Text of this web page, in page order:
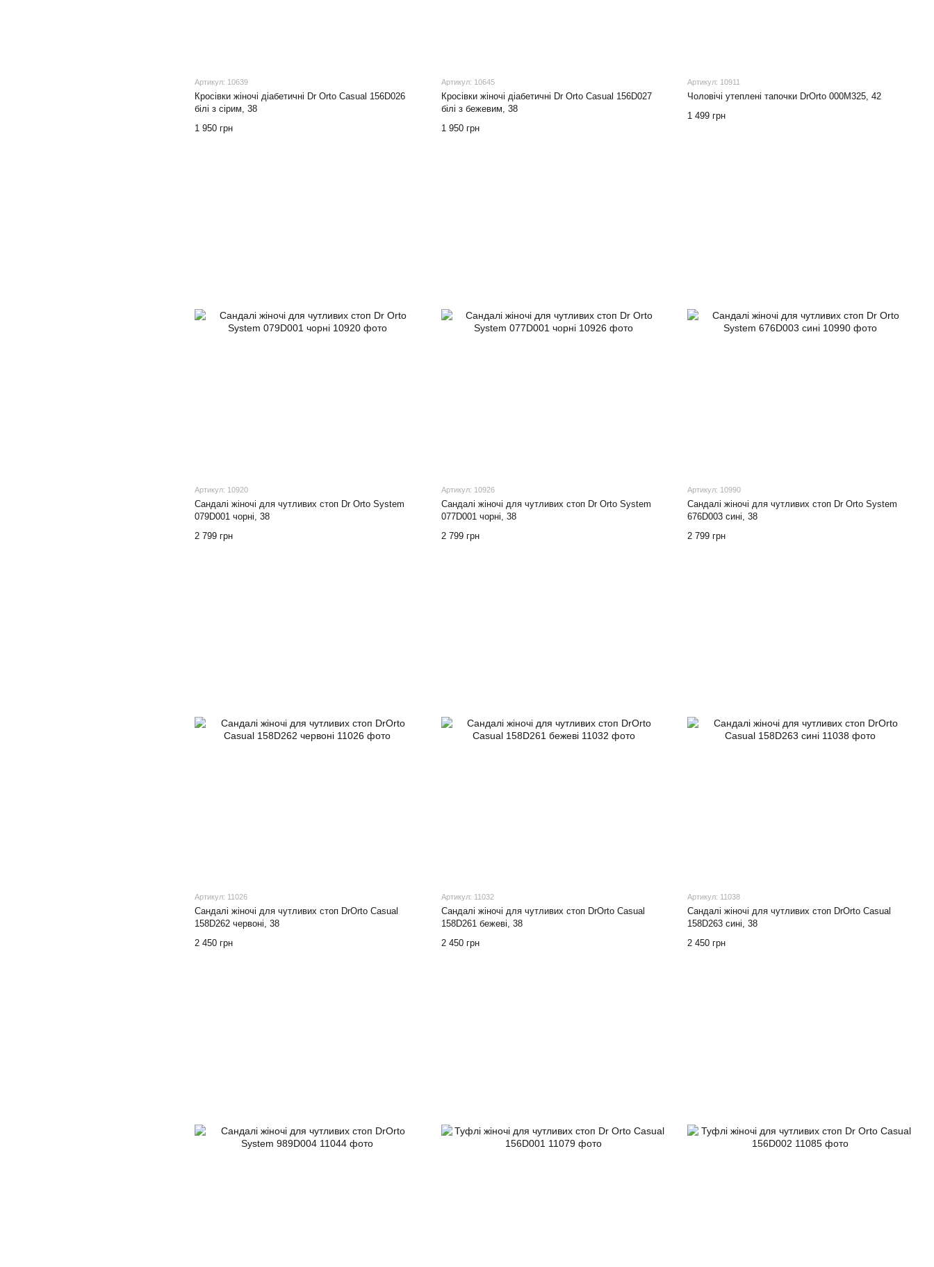
Артикул: 10639
Кросівки жіночі діабетичні Dr Orto Casual 156D026
білі з сірим, 38
1 950 грн
Артикул: 10645
Кросівки жіночі діабетичні Dr Orto Casual 156D027
білі з бежевим, 38
1 950 грн
Артикул: 10911
Чоловічі утеплені тапочки DrOrto 000M325, 42
1 499 грн
Артикул: 10920
Cандалі жіночі для чутливих стоп Dr Orto System
079D001 чорні, 38
2 799 грн
Артикул: 10926
Cандалі жіночі для чутливих стоп Dr Orto System
077D001 чорні, 38
2 799 грн
Артикул: 10990
Cандалі жіночі для чутливих стоп Dr Orto System
676D003 сині, 38
2 799 грн
Артикул: 11026
Сандалі жіночі для чутливих стоп DrOrto Casual
158D262 червоні, 38
2 450 грн
Артикул: 11032
Сандалі жіночі для чутливих стоп DrOrto Casual
158D261 бежеві, 38
2 450 грн
Артикул: 11038
Сандалі жіночі для чутливих стоп DrOrto Casual
158D263 сині, 38
2 450 грн